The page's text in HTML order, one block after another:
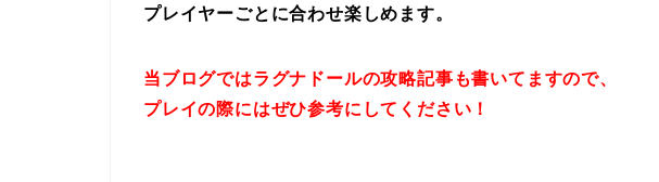
プレイヤーごとに合わせ楽しめます。
当ブログではラグナドールの攻略記事も書いてますので、
プレイの際にはぜひ参考にしてください！